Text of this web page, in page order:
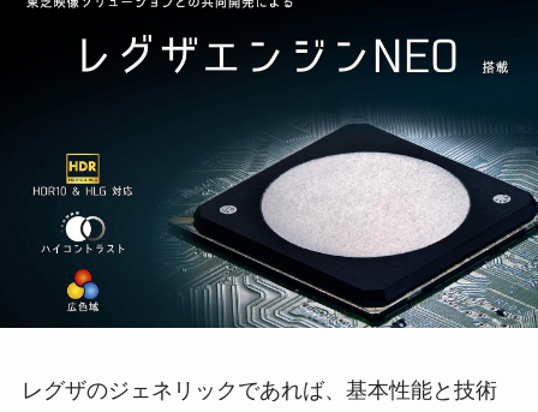
レグザのジェネリックであれば、基本性能と技術